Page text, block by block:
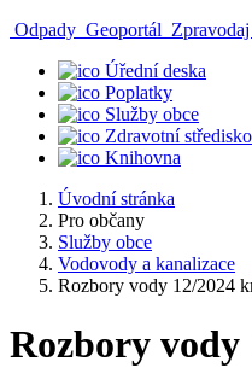
Odpady Geoportál
Úřední deska
Poplatky
Služby obce
Zdravotní středisko
Knihovna
Úvodní stránka
Pro občany
Služby obce
Vodovody a kanalizace
Rozbory vody 12/2024
Rozbory vody